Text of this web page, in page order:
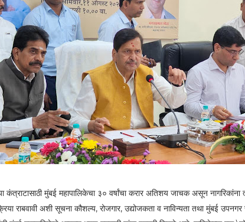
कंत्राटासाठी मुंबई महापालिकेचा ३० वर्षांचा करार अतिशय जाचक असून नागरिकांना
राबवावी अशी सूचना कौशल्य, रोजगार, उद्योजकता व नाविन्यता तथा मुंबई